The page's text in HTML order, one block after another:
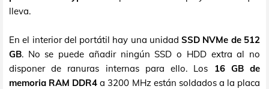
lleva.
En el interior del portátil hay una unidadSSD NVMe de 512
GB. No se puede añadir ningún SSD o HDD extra al no
disponer de ranuras internas para ello. Los 16 GB de
memoria RAM DDR4 a 3200 MHz están soldados a la placa